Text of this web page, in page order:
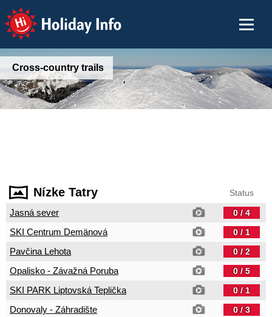
Holiday Info
Cross-country trails
Nízke Tatry Status
Jasná sever 0 / 4
SKI Centrum Demänová 0 / 1
Pavčina Lehota 0 / 2
Opalisko - Závažná Poruba 0 / 5
SKI PARK Liptovská Teplička 0 / 1
Donovaly - Záhradište 0 / 3